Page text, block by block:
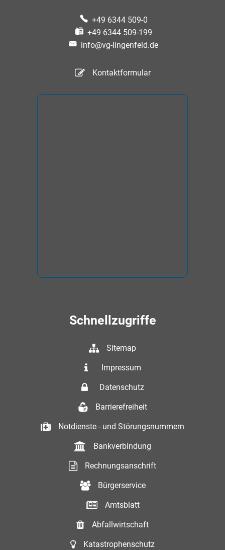
+49 6344 509-0
+49 6344 509-199
info@vg-lingenfeld.de
Kontaktformular
Schnellzugriffe
Sitemap
Impressum
Datenschutz
Barrierefreiheit
Notdienste - und Störungsnummern
Bankverbindung
Rechnungsanschrift
Bürgerservice
Amtsblatt
Abfallwirtschaft
Katastrophenschutz